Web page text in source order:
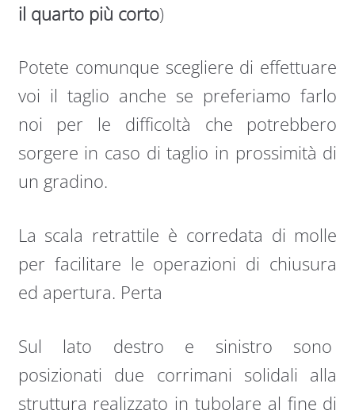
il quarto più corto)
Potete comunque scegliere di effettuare
voi il taglio anche se preferiamo farlo
noi per le difficoltà che potrebbero
sorgere in caso di taglio in prossimità di
un gradino.
La scala retrattile è corredata di molle
per facilitare le operazioni di chiusura
ed apertura. Perta
Sul lato destro e sinistro sono
posizionati due corrimani solidali alla
struttura realizzato in tubolare al fine di